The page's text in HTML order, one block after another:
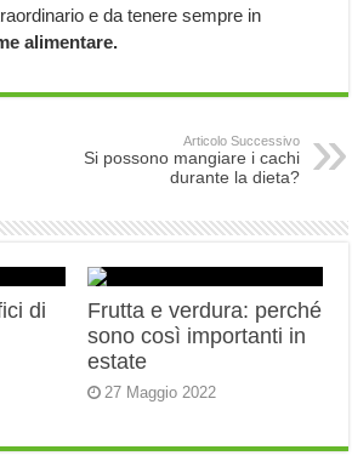
e da tenere sempre in
alimentare.
Articolo Successivo
Si possono mangiare i cachi
durante la dieta?
di
Frutta e verdura: perché
sono così importanti in
estate
27 Maggio 2022